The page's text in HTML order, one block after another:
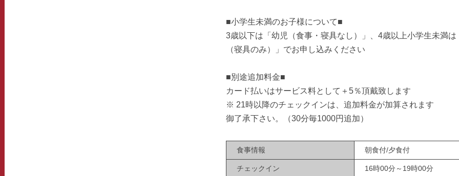
■小学生未満のお子様について■
3歳以下は「幼児（食事・寝具なし）」、4歳以上小学生未満
（寝具のみ）」でお申し込みください
■別途追加料金■
カード払いはサービス料として＋5％頂戴致します
※ 21時以降のチェックインは、追加料金が加算されます
御了承下さい。（30分毎1000円追加）
食事情報 朝食付/夕食付
チェックイン 16時00分～19時00分